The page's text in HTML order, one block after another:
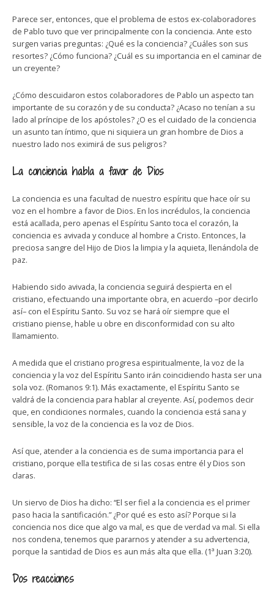
Parece ser, entonces, que el problema de estos ex-colaboradores
de Pablo tuvo que ver principalmente con la conciencia. Ante esto
surgen varias preguntas: ¿Qué es la conciencia? ¿Cuáles son sus
resortes? ¿Cómo funciona? ¿Cuál es su importancia en el caminar de
un creyente?
¿Cómo descuidaron estos colaboradores de Pablo un aspecto tan
importante de su corazón y de su conducta? ¿Acaso no tenían a su
lado al príncipe de los apóstoles? ¿O es el cuidado de la conciencia
un asunto tan íntimo, que ni siquiera un gran hombre de Dios a
nuestro lado nos eximirá de sus peligros?
La conciencia habla a favor de Dios
La conciencia es una facultad de nuestro espíritu que hace oír su
voz en el hombre a favor de Dios. En los incrédulos, la conciencia
está acallada, pero apenas el Espíritu Santo toca el corazón, la
conciencia es avivada y conduce al hombre a Cristo. Entonces, la
preciosa sangre del Hijo de Dios la limpia y la aquieta, llenándola de
paz.
Habiendo sido avivada, la conciencia seguirá despierta en el
cristiano, efectuando una importante obra, en acuerdo –por decirlo
así– con el Espíritu Santo. Su voz se hará oír siempre que el
cristiano piense, hable u obre en disconformidad con su alto
llamamiento.
A medida que el cristiano progresa espiritualmente, la voz de la
conciencia y la voz del Espíritu Santo irán coincidiendo hasta ser una
sola voz. (Romanos 9:1). Más exactamente, el Espíritu Santo se
valdrá de la conciencia para hablar al creyente. Así, podemos decir
que, en condiciones normales, cuando la conciencia está sana y
sensible, la voz de la conciencia es la voz de Dios.
Así que, atender a la conciencia es de suma importancia para el
cristiano, porque ella testifica de si las cosas entre él y Dios son
claras.
Un siervo de Dios ha dicho: “El ser fiel a la conciencia es el primer
paso hacia la santificación.” ¿Por qué es esto así? Porque si la
conciencia nos dice que algo va mal, es que de verdad va mal. Si ella
nos condena, tenemos que pararnos y atender a su advertencia,
porque la santidad de Dios es aun más alta que ella. (1ª Juan 3:20).
Dos reacciones